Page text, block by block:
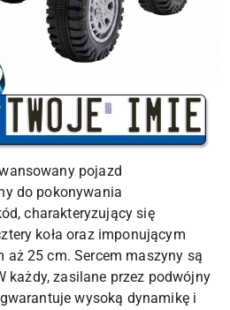
pojazd
do pokonywania
charakteryzujący się
koła oraz imponującym
aż 25 cm. Sercem maszyny są
każdy, zasilane przez podwójny
wysoką dynamikę i